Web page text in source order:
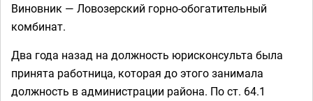
Виновник — Ловозерский горно-обогатительный
комбинат.
Два года назад на должность юрисконсульта была
принята работница, которая до этого занимала
должность в администрации района. По ст. 64.1